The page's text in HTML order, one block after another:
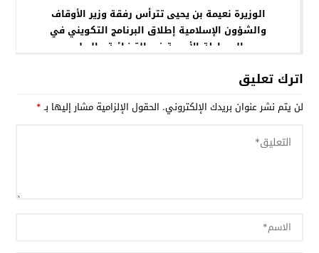
الوزيرة نعيمة بن يحيى تترأس رفقة وزير الأوقاف
والشؤون الإسلامية إطلاق البرنامج التكويني في
الوساطة الأسرية غير القضائية والصلح
اترك تعليق
لن يتم نشر عنوان بريدك الإلكتروني. الحقول الإلزامية مشار إليها بـ*